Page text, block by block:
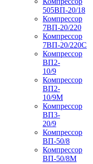
505ВП-20/18
Компрессор
7ВП-20/220
Компрессор
7ВП-20/220С
Компрессор
ВП2-
10/9
Компрессор
ВП2-
10/9М
Компрессор
ВП3-
20/9
Компрессор
ВП-50/8
Компрессор
ВП-50/8М